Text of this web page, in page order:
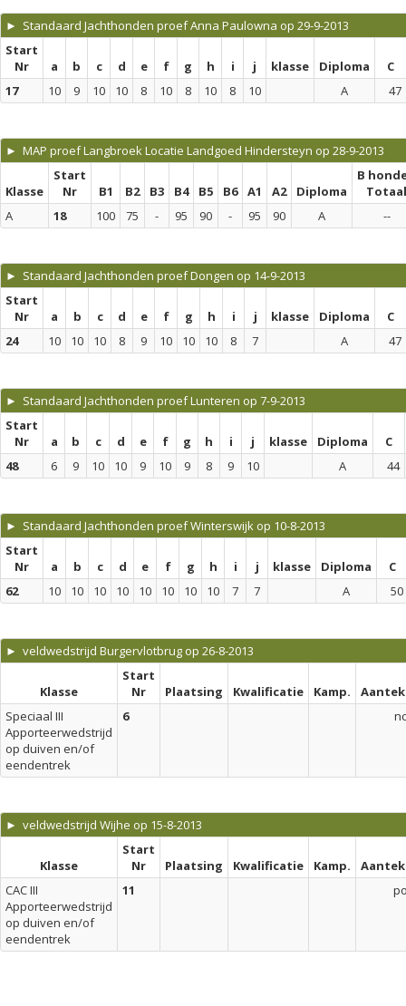
► Standaard Jachthonden proef Anna Paulowna op 29-9-2013
Start
Nr
a b c d e f g h i j klasse Diploma
C
17
10 9 10 10 8 10 8 10 8 10 A 47
► MAP proef Langbroek Locatie Landgoed Hindersteyn op 28-9-2013
Klasse
Start
Nr
B1 B2 B3 B4 B5 B6 A1 A2 Diploma
B
Totaal
A
18 100 75 - 95 90 - 95 90 A --
► Standaard Jachthonden proef Dongen op 14-9-2013
Start
Nr
a b c d e f g h i j klasse Diploma
C
24
10 10 10 8 9 10 10 10 8 7 A 47
► Standaard Jachthonden proef Lunteren op 7-9-2013
Start
Nr
a b c d e f g h i j klasse Diploma
C
48
6 9 10 10 9 10 9 8 9 10 A 44
► Standaard Jachthonden proef Winterswijk op 10-8-2013
Start
Nr
a b c d e f g h i j klasse Diploma
C
62
10 10 10 10 10 10 10 10 7 7 A 50
► veldwedstrijd Burgervlotbrug op 26-8-2013
Klasse
Start
Nr
Plaatsing Kwalificatie Kamp.
Speciaal III
Apporteerwedstrijd
op duiven en/of
eendentrek
6 nc
► veldwedstrijd Wijhe op 15-8-2013
Klasse
Start
Nr
Plaatsing Kwalificatie Kamp.
CAC III
Apporteerwedstrijd
op duiven en/of
eendentrek
11